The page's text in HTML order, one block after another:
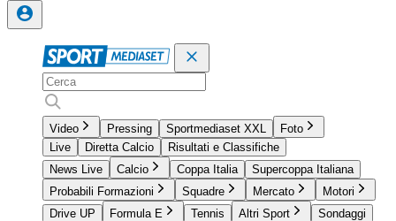
Video Pressing Sportmediaset XXL
Foto
Live
Diretta Calcio
Risultati e Classifiche
News Live
Calcio Coppa Italia
Supercoppa Italiana
Probabili Formazioni
Squadre Mercato
Motori
Drive UP
Formula E Tennis Altri Sport
Sondaggi